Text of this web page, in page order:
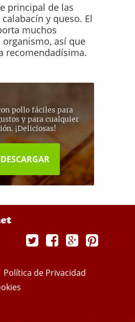
principal de las
y queso. El
muchos
así que
recomendadísima.
pollo fáciles para
y para cualquier
¡Deliciosas!
DESCARGAR
Política de Privacidad